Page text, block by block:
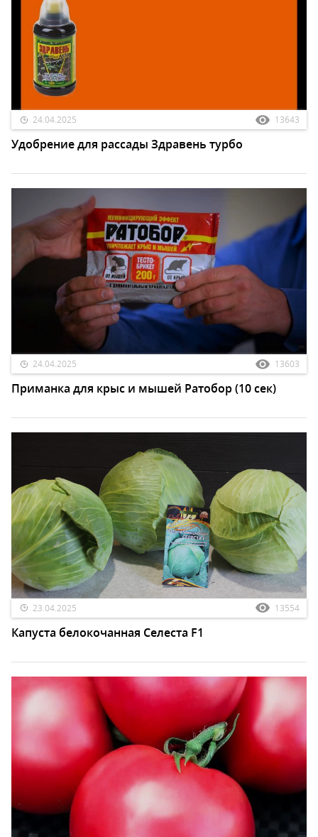
24.04.2025 13643
Удобрение для рассады Здравень турбо
24.04.2025 13603
Приманка для крыс и мышей Ратобор (10 сек)
23.04.2025 13554
Капуста белокочанная Селеста F1